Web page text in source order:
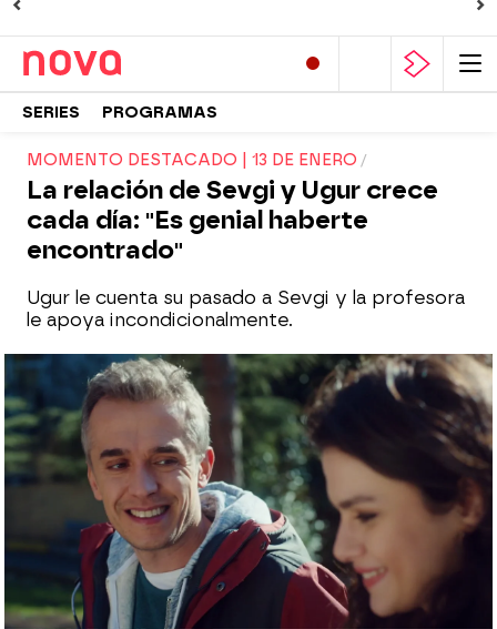
SERIES PROGRAMAS
MOMENTO DESTACADO | 13 DE ENERO
La relación de Sevgi y Ugur crece
cada día: "Es genial haberte
encontrado"
Ugur le cuenta su pasado a Sevgi y la profesora
le apoya incondicionalmente.
Nova
Publicado: 13 de enero de 2023, 16:34